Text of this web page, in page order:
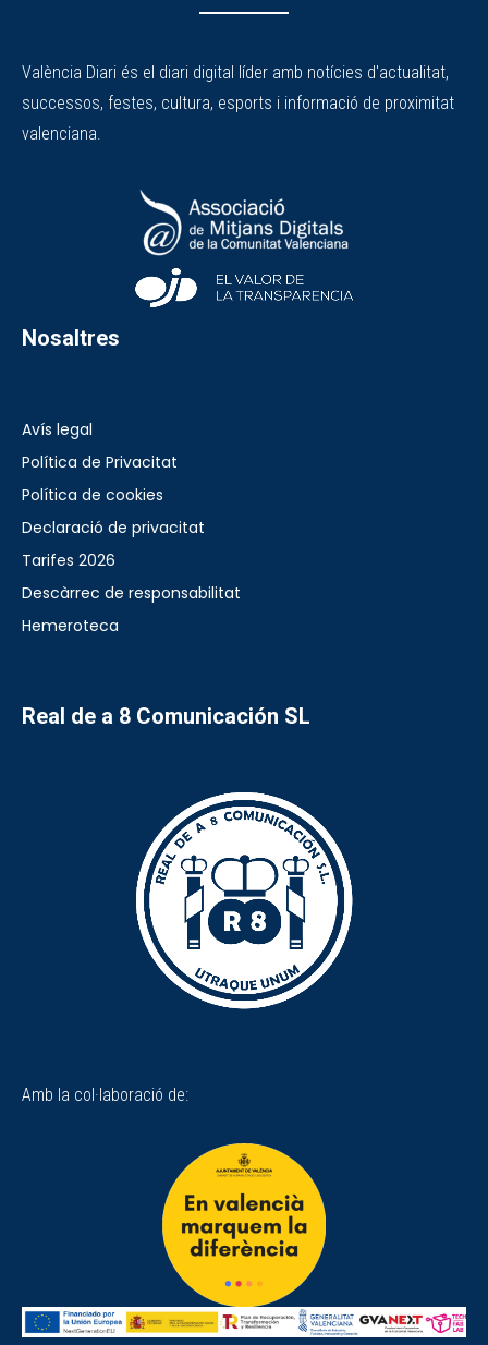
València Diari és el diari digital líder amb notícies d'actualitat,
successos, festes, cultura, esports i informació de proximitat
valenciana.
Nosaltres
Avís legal
Política de Privacitat
Política de cookies
Declaració de privacitat
Tarifes 2026
Descàrrec de responsabilitat
Hemeroteca
Real de a 8 Comunicación SL
Amb la col·laboració de: